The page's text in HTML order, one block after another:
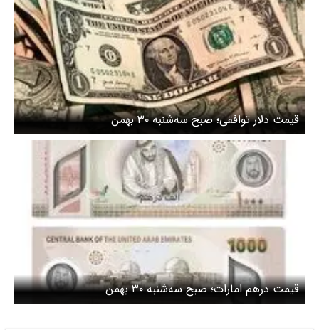
قیمت دلار توافقی؛ صبح سه‌شنبه ۳۰ بهمن
قیمت درهم امارات؛ صبح سه‌شنبه ۳۰ بهمن